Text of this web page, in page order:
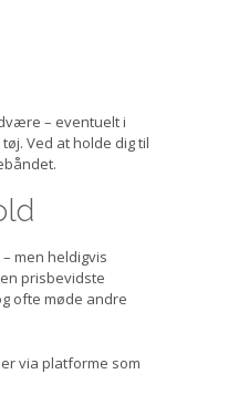
– eventuelt i
Ved at holde dig til
men heldigvis
prisbevidste
ofte møde andre
via platforme som